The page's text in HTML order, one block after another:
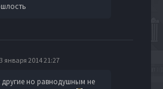
января 2014 21:27
другие но равнодушным не